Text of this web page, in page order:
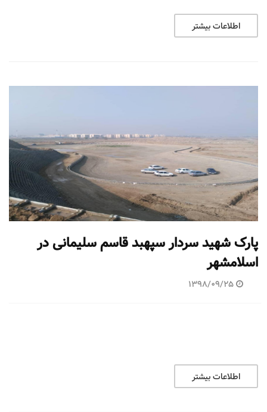
اطلاعات بیشتر
پارک شهید سردار سپهبد قاسم سلیمانی در
اسلامشهر
1398/09/25
اطلاعات بیشتر